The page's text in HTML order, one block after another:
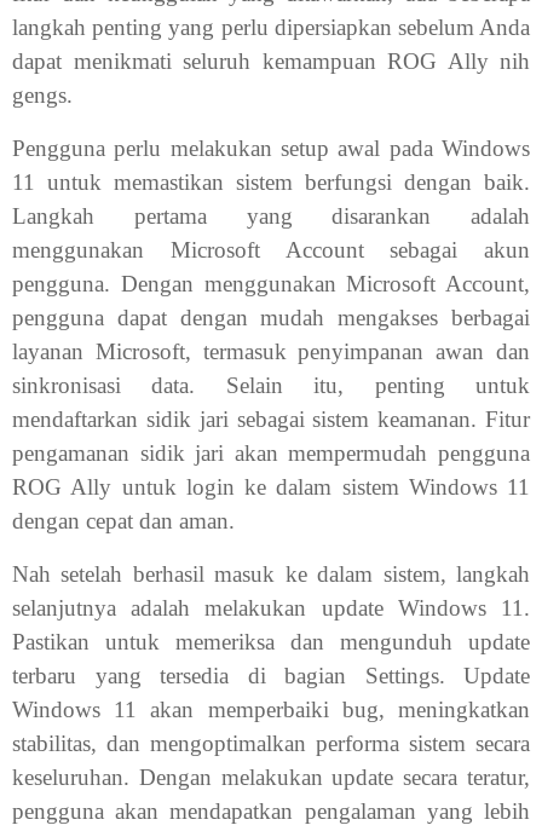
langkah penting yang perlu dipersiapkan sebelum Anda
dapat menikmati seluruh kemampuan ROG Ally nih
gengs.
Pengguna perlu melakukan setup awal pada Windows
11 untuk memastikan sistem berfungsi dengan baik.
Langkah pertama yang disarankan adalah
menggunakan Microsoft Account sebagai akun
pengguna. Dengan menggunakan Microsoft Account,
pengguna dapat dengan mudah mengakses berbagai
layanan Microsoft, termasuk penyimpanan awan dan
sinkronisasi data. Selain itu, penting untuk
mendaftarkan sidik jari sebagai sistem keamanan. Fitur
pengamanan sidik jari akan mempermudah pengguna
ROG Ally untuk login ke dalam sistem Windows 11
dengan cepat dan aman.
Nah setelah berhasil masuk ke dalam sistem, langkah
selanjutnya adalah melakukan update Windows 11.
Pastikan untuk memeriksa dan mengunduh update
terbaru yang tersedia di bagian Settings. Update
Windows 11 akan memperbaiki bug, meningkatkan
stabilitas, dan mengoptimalkan performa sistem secara
keseluruhan. Dengan melakukan update secara teratur,
pengguna akan mendapatkan pengalaman yang lebih